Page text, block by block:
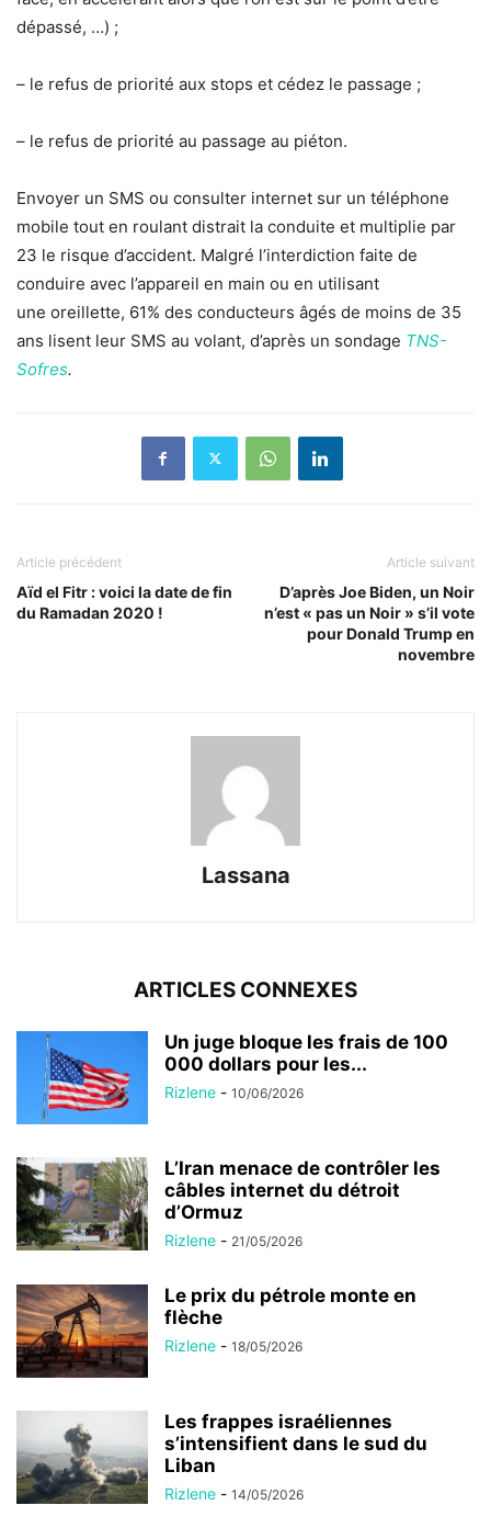
dépassé, …) ;
– le refus de priorité aux stops et cédez le passage ;
– le refus de priorité au passage au piéton.
Envoyer un SMS ou consulter internet sur un téléphone
mobile tout en roulant distrait la conduite et multiplie par
23 le risque d’accident. Malgré l’interdiction faite de
conduire avec l’appareil en main ou en utilisant
une oreillette, 61% des conducteurs âgés de moins de 35
ans lisent leur SMS au volant, d’après un sondage TNS-
Sofres.
Article précédent
Aïd el Fitr : voici la date de fin
du Ramadan 2020 !
Article suivant
D’après Joe Biden, un Noir
n’est « pas un Noir » s’il vote
pour Donald Trump en
novembre
Lassana
ARTICLES CONNEXES
Un juge bloque les frais de 100
000 dollars pour les...
Rizlene - 10/06/2026
L’Iran menace de contrôler les
câbles internet du détroit
d’Ormuz
Rizlene - 21/05/2026
Le prix du pétrole monte en
flèche
Rizlene - 18/05/2026
Les frappes israéliennes
s’intensifient dans le sud du
Liban
Rizlene - 14/05/2026